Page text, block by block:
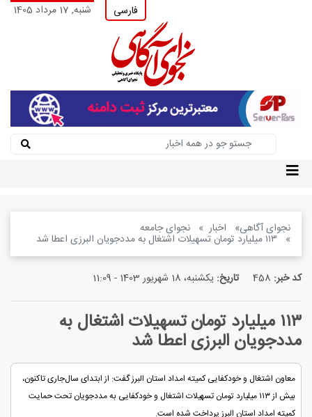
شنبه, 17 مرداد 1405 فارسی
نجوای آگاهی اخبار نجوای جامعه
کد خبر: 458 تاریخ: یکشنبه، 18 شهریور 1403 - 11:09
۱۱۳ میلیارد تومان تسهیلات اشتغال به
مددجویان البرزی اعطا شد
معاون اشتغال و خودکفایی کمیته امداد استان البرز گفت: از ابتدای سال‌جاری تاکنون،
بیش از ۱۱۳ میلیارد تومان تسهیلات اشتغال و خودکفایی به مددجویان تحت حمایت
کمیته امداد استان البرز پرداخت شده است.